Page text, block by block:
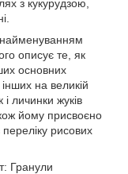
з кукурудзою,
найменуванням
описує те, як
основних
на великій
і личинки жуків
йому присвоєно
рисових
Гранули